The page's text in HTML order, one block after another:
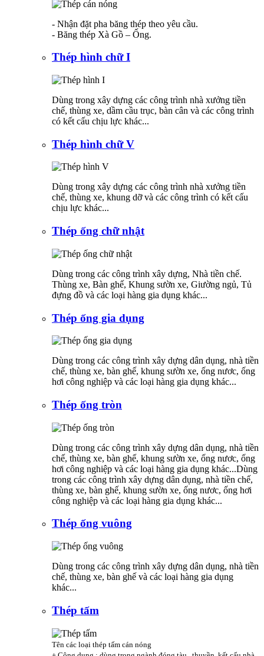
- Nhận đặt pha băng thép theo yêu cầu.
- Băng thép Xà Gồ – Ống.
Thép hình chữ I
Dùng trong xây dựng các công trình nhà xưởng tiền
chế, thùng xe, dầm cầu trục, bàn cân và các công trình
có kết cấu chịu lực khác...
Thép hình chữ V
Dùng trong xây dựng các công trình nhà xưởng tiền
chế, thùng xe, khung dỡ và các công trình có kết cấu
chịu lực khác...
Thép ống chữ nhật
Dùng trong các công trình xây dựng, Nhà tiền chế.
Thùng xe, Bàn ghế, Khung sườn xe, Giường ngủ, Tủ
đựng đồ và các loại hàng gia dụng khác...
Thép ống gia dụng
Dùng trong các công trình xây dựng dân dụng, nhà tiền
chế, thùng xe, bàn ghế, khung sườn xe, ống nươc, ống
hơi công nghiệp và các loại hàng gia dụng khác...
Thép ống tròn
Dùng trong các công trình xây dựng dân dụng, nhà tiền
chế, thùng xe, bàn ghế, khung sườn xe, ống nươc, ống
hơi công nghiệp và các loại hàng gia dụng khác...Dùng
trong các công trình xây dựng dân dụng, nhà tiền chế,
thùng xe, bàn ghế, khung sườn xe, ống nươc, ống hơi
công nghiệp và các loại hàng gia dụng khác...
Thép ống vuông
Dùng trong các công trình xây dựng dân dụng, nhà tiền
chế, thùng xe, bàn ghế và các loại hàng gia dụng
khác...
Thép tấm
Tên các loại thép tấm cán nóng